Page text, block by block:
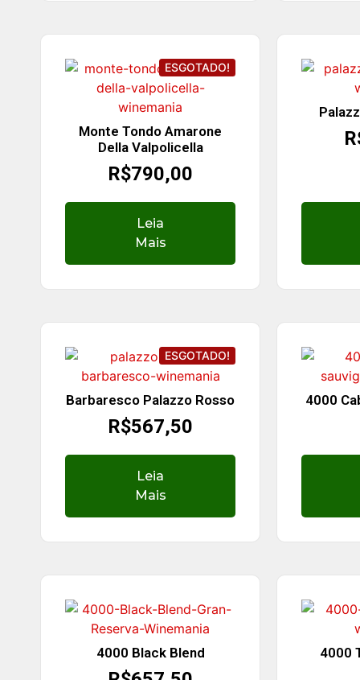
ESGOTADO!
Monte Tondo Amarone
Della Valpolicella
R$790,00
Leia
Mais
ESGOTADO!
Barbaresco Palazzo Rosso
R$567,50
Leia
Mais
4000
4000 Black Blend 4000